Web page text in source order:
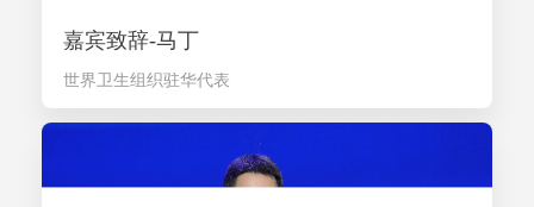
嘉宾致辞-马丁
世界卫生组织驻华代表